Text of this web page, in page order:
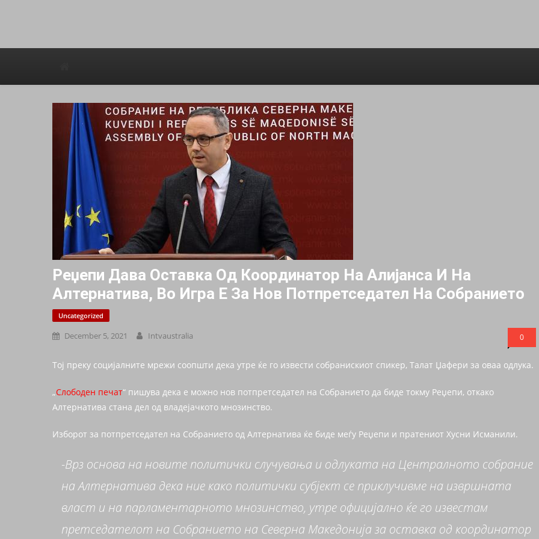
Реџепи Дава Оставка Од Координатор На Алијанса И На
Алтернатива, Во Игра Е За Нов Потпретседател На Собранието
Uncategorized
December 5, 2021 Intvaustralia 0
Тој преку социјалните мрежи соопшти дека утре ќе го извести собранискиот спикер, Талат Џафери за оваа одлука.
„Слободен печат“ пишува дека е можно нов потпретседател на Собранието да биде токму Реџепи, откако
Алтернатива стана дел од владејачкото мнозинство.
Изборот за потпретседател на Собранието од Алтернатива ќе биде меѓу Реџепи и пратениот Хусни Исманили.
-Врз основа на новите политички случувања и одлуката на Централното собрание
на Алтернатива дека ние како политички субјект се приклучивме на извршната
власт и на парламентарното мнозинство, утре официјално ќе го известам
претседателот на Собранието на Северна Македонија за оставка од координатор